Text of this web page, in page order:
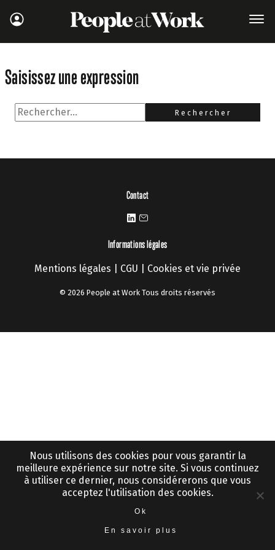
Saisissez une expression
Rechercher :
Contact
Informations légales
Mentions légales CGU Cookies et vie privée
© 2026 People at Work Tous droits réservés
Nous utilisons des cookies pour vous garantir la
meilleure expérience sur notre site. Si vous continuez
à utiliser ce dernier, nous considérerons que vous
acceptez l'utilisation des cookies.
Ok
En savoir plus